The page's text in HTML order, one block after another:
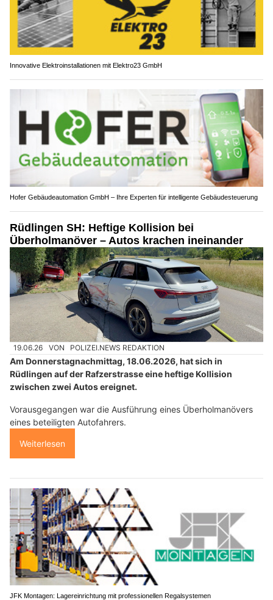
Innovative Elektroinstallationen mit Elektro23 GmbH
Hofer Gebäudeautomation GmbH – Ihre Experten für intelligente Gebäudesteuerung
Rüdlingen SH: Heftige Kollision bei
Überholmanöver – Autos krachen ineinander
19.06.26 VON POLIZEI.NEWS REDAKTION
Am Donnerstagnachmittag, 18.06.2026, hat sich in
Rüdlingen auf der Rafzerstrasse eine heftige Kollision
zwischen zwei Autos ereignet.
Vorausgegangen war die Ausführung eines Überholmanövers
eines beteiligten Autofahrers.
Weiterlesen
JFK Montagen: Lagereinrichtung mit professionellen Regalsystemen